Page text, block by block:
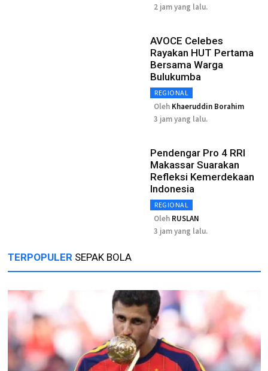
2 jam yang lalu.
AVOCE Celebes
Rayakan HUT Pertama
Bersama Warga
Bulukumba
REGIONAL
Oleh Khaeruddin Borahim
3 jam yang lalu.
Pendengar Pro 4 RRI
Makassar Suarakan
Refleksi Kemerdekaan
Indonesia
REGIONAL
Oleh RUSLAN
3 jam yang lalu.
TERPOPULER SEPAK BOLA